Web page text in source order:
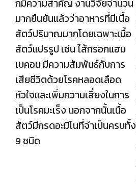
ก็มีความสำคัญ งานวิจัยจำนวน
มากยืนยันแล้วว่าอาหารที่มีเนื้อ
สัตว์ปริมาณมากโดยเฉพาะเนื้อ
สัตว์แปรรูป เช่น ไส้กรอกแฮม
เบคอน มีความสัมพันธ์กับการ
เสียชีวิตด้วยโรคหลอดเลือด
หัวใจและเพิ่มความเสี่ยงในการ
เป็นโรคมะเร็ง นอกจากนั้นเนื้อ
สัตว์มีกรดอะมิโนที่จำเป็นครบทั้ง
9 ชนิด